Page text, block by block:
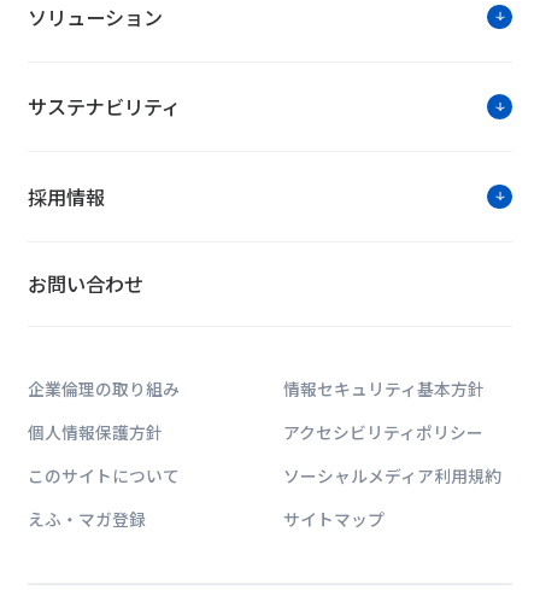
ソリューション
サステナビリティ
採用情報
お問い合わせ
企業倫理の取り組み
情報セキュリティ基本方針
個人情報保護方針
アクセシビリティポリシー
このサイトについて
ソーシャルメディア利用規約
えふ・マガ登録
サイトマップ